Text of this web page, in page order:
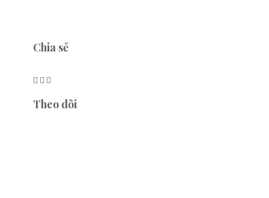
Chia sẻ
Theo dõi